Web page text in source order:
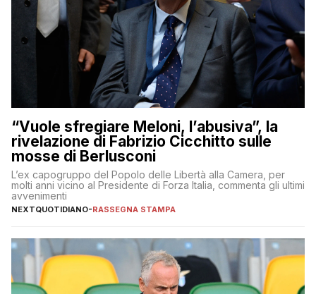
“Vuole sfregiare Meloni, l’abusiva”, la
rivelazione di Fabrizio Cicchitto sulle
mosse di Berlusconi
L’ex capogruppo del Popolo delle Libertà alla Camera, per
molti anni vicino al Presidente di Forza Italia, commenta gli ultimi
avvenimenti
NEXTQUOTIDIANO-RASSEGNA STAMPA